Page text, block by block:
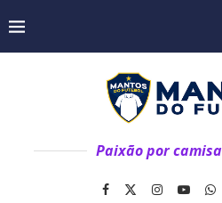
Paixão por